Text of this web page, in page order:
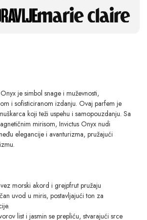
je simbol snage i muževnosti,
i sofisticiranom izdanju. Ovaj parfem je
koji teži uspehu i samopouzdanju. Sa
mirisom, Invictus Onyx nudi
elegancije i avanturizma, pružajući
morski akord i grejpfrut pružaju
uvod u miris, postavljajući ton za
list i jasmin se prepliću, stvarajući srce